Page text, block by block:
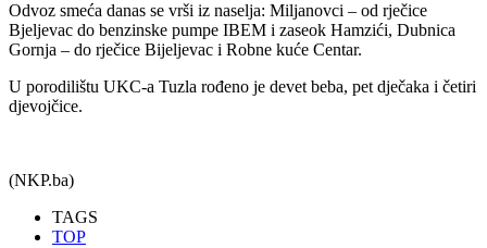
Odvoz smeća danas se vrši iz naselja: Miljanovci – od rječice
Bjeljevac do benzinske pumpe IBEM i zaseok Hamzići, Dubnica
Gornja – do rječice Bijeljevac i Robne kuće Centar.
U porodilištu UKC-a Tuzla rođeno je devet beba, pet dječaka i četiri
djevojčice.
(NKP.ba)
TAGS
TOP